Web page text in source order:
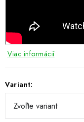
Viac informácií
Variant: